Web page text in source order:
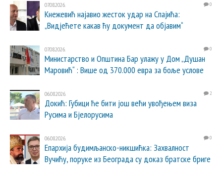
07.08.2026. 0
Кнежевић најавио жесток удар на Спајића:
„Видјећете какав ћу документ да објавим“
07.08.2026. 0
Министарство и Општина Бар улажу у Дом „Душан
Маровић“ : Више од 370.000 евра за боље услове
06.08.2026. 2
Докић: Губици ће бити још већи увођењем виза
Русима и Бјелорусима
06.08.2026. 0
Епархија будимљанско-никшићка: Захвалност
Вучићу, поруке из Београда су доказ братске бриге